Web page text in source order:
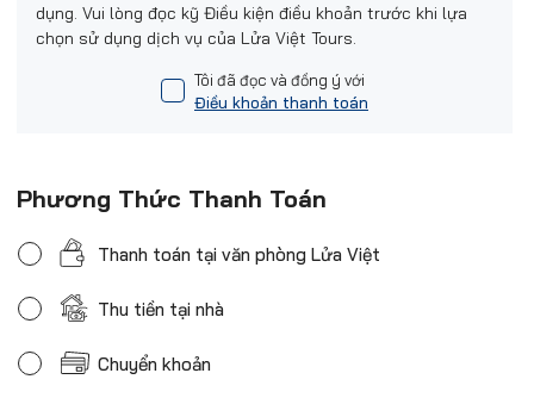
dụng. Vui lòng đọc kỹ Điều kiện điều khoản trước khi lựa
chọn sử dụng dịch vụ của Lửa Việt Tours.
Tôi đã đọc và đồng ý với
Điều khoản thanh toán
Phương Thức Thanh Toán
Thanh toán tại văn phòng Lửa Việt
Thu tiền tại nhà
Chuyển khoản